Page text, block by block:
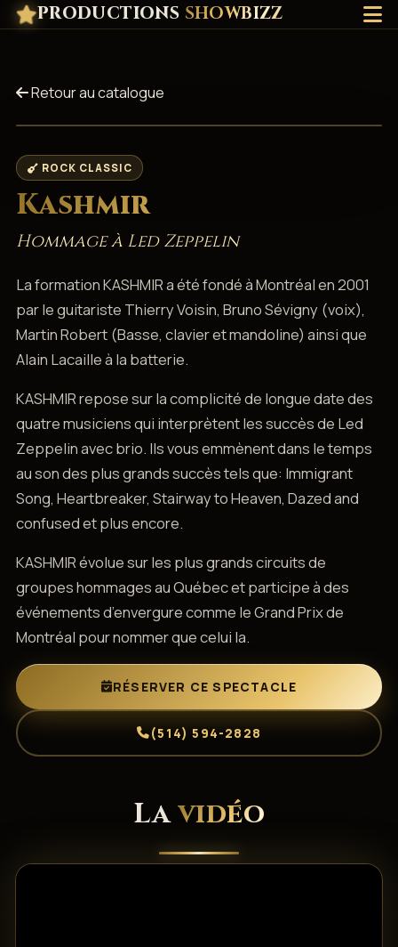
PRODUCTIONS SHOWBIZZ
Retour au catalogue
ROCK CLASSIC
Kashmir
Hommage à Led Zeppelin
La formation KASHMIR a été fondé à Montréal en 2001
par le guitariste Thierry Voisin, Bruno Sévigny (voix),
Martin Robert (Basse, clavier et mandoline) ainsi que
Alain Lacaille à la batterie.
KASHMIR repose sur la complicité de longue date des
quatre musiciens qui interprètent les succès de Led
Zeppelin avec brio. Ils vous emmènent dans le temps
au son des plus grands succès tels que: Immigrant
Song, Heartbreaker, Stairway to Heaven, Dazed and
confused et plus encore.
KASHMIR évolue sur les plus grands circuits de
groupes hommages au Québec et participe à des
événements d’envergure comme le Grand Prix de
Montréal pour nommer que celui la.
RÉSERVER CE SPECTACLE
(514) 594-2828
Lavidéo